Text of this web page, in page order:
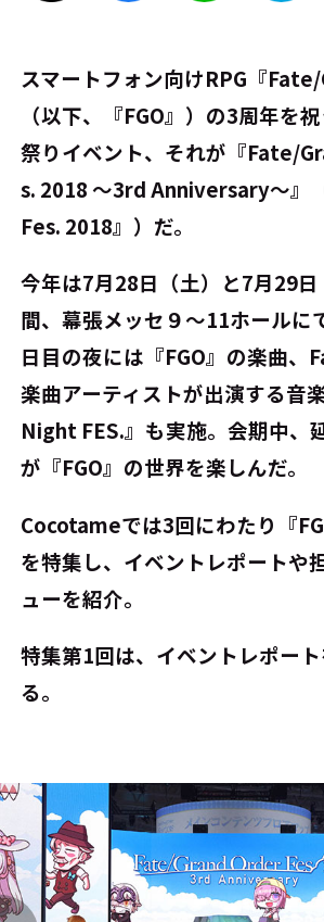
スマートフォン向けRPG『Fate/
（以下、『FGO』）の3周年を
祭りイベント、それが『Fate/
s. 2018 ～3rd Anniversary～』
Fes. 2018』）だ。
今年は7月28日（土）と7月29日
間、幕張メッセ９～11ホールに
日目の夜には『FGO』の楽曲、
楽曲アーティストが出演する音
Night FES.』も実施。会期中、
が『FGO』の世界を楽しんだ。
Cocotameでは3回にわたり『
を特集し、イベントレポートや
ューを紹介。
特集第1回は、イベントレポー
る。